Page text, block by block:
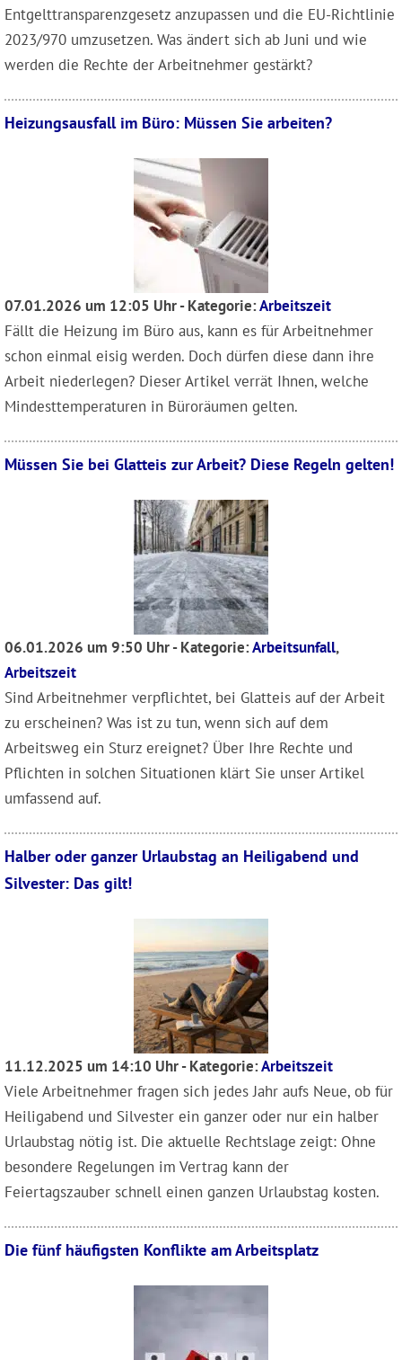
Entgelttransparenzgesetz anzupassen und die EU-Richtlinie
2023/970 umzusetzen. Was ändert sich ab Juni und wie
werden die Rechte der Arbeitnehmer gestärkt?
Heizungsausfall im Büro: Müssen Sie arbeiten?
07.01.2026 um 12:05 Uhr - Kategorie:Arbeitszeit
Fällt die Heizung im Büro aus, kann es für Arbeitnehmer
schon einmal eisig werden. Doch dürfen diese dann ihre
Arbeit niederlegen? Dieser Artikel verrät Ihnen, welche
Mindesttemperaturen in Büroräumen gelten.
Müssen Sie bei Glatteis zur Arbeit? Diese Regeln gelten!
06.01.2026 um 9:50 Uhr - Kategorie:Arbeitsunfall,
Arbeitszeit
Sind Arbeitnehmer verpflichtet, bei Glatteis auf der Arbeit
zu erscheinen? Was ist zu tun, wenn sich auf dem
Arbeitsweg ein Sturz ereignet? Über Ihre Rechte und
Pflichten in solchen Situationen klärt Sie unser Artikel
umfassend auf.
Halber oder ganzer Urlaubstag an Heiligabend und
Silvester: Das gilt!
11.12.2025 um 14:10 Uhr - Kategorie:Arbeitszeit
Viele Arbeitnehmer fragen sich jedes Jahr aufs Neue, ob für
Heiligabend und Silvester ein ganzer oder nur ein halber
Urlaubstag nötig ist. Die aktuelle Rechtslage zeigt: Ohne
besondere Regelungen im Vertrag kann der
Feiertagszauber schnell einen ganzen Urlaubstag kosten.
Die fünf häufigsten Konflikte am Arbeitsplatz